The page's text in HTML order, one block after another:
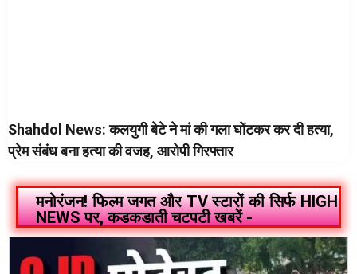
Shahdol News: कलयुगी बेटे ने मां की गला घोंटकर कर दी हत्या,
प्रेम संबंध बना हत्या की वजह, आरोपी गिरफ्तार
मनोरंजन! फिल्म जगत और TV स्टारों की सिर्फ HIGH
NEWS पर, कडकडाती चटपटी खबरें -